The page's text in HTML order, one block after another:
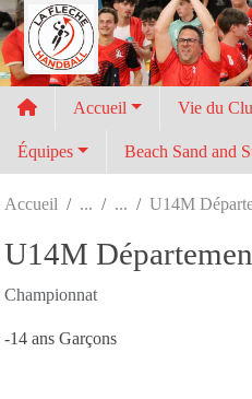
Accueil Vie du
Équipes Beach Sand and
Accueil U14M
U14M
Championnat
-14 ans Garçons
Panneau de gestion des cookies